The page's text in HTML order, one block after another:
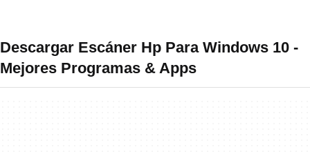
Descargar Escáner Hp Para Windows 10 -
Mejores Programas & Apps